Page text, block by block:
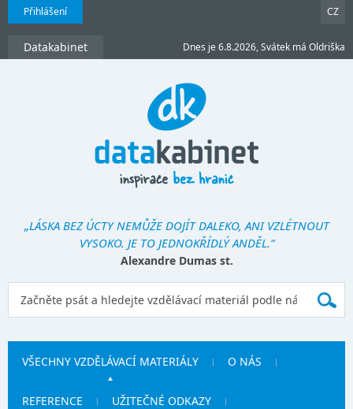
Přihlášení CZ
Datakabinet Dnes je 6.8.2026, Svátek má Oldriška
„LÁSKA BEZ ÚCTY NEMŮŽE DOJÍT DALEKO, ANI VZLÉTNOUT
VYSOKO. JE TO JEDNOKŘÍDLÝ ANDĚL.“
Alexandre Dumas st.
VŠECHNY VZDĚLÁVACÍ MATERIÁLY O NÁS
REFERENCE UŽITEČNÉ ODKAZY